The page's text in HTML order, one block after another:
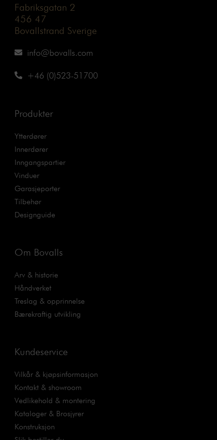
Fabriksgatan 2
456 47
Bovallstrand Sverige
info@bovalls.com
+46 (0)523-51700
Produkter
Ytterdører
Innerdører
Inngangspartier
Vinduer
Garasjeporter
Tilbehør
Designguide
Om Bovalls
Arv & historie
Håndverket
Treslag & opprinnelse
Bærekraftig utvikling
Kundeservice
Vilkår & kjøpsinformasjon
Kontakt & showroom
Vedlikehold & montering
Kataloger & Brosjyrer
Konstruksjon